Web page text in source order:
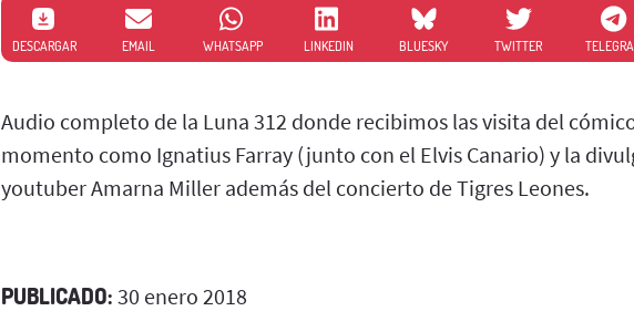
DESCARGAR EMAIL WHATSAPP LINKEDIN BLUESKY TWITTER
Audio completo de la Luna 312 donde recibimos las visita del
momento como Ignatius Farray (junto con el Elvis Canario) y la
youtuber Amarna Miller además del concierto de Tigres Leones.
PUBLICADO: 30 enero 2018